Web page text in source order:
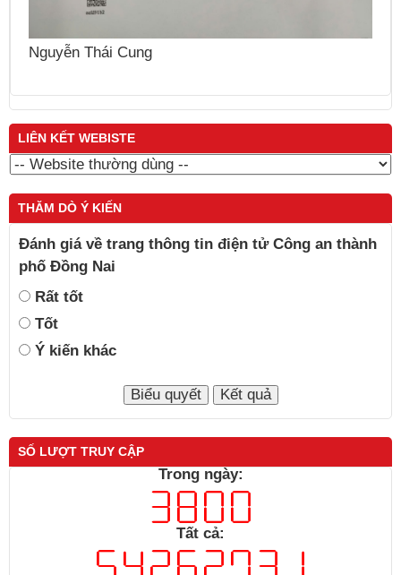
LIÊN KẾT WEBISTE
THĂM DÒ Ý KIẾN
Đánh giá về trang thông tin điện tử Công an thành
phố Đồng Nai
Rất tốt
Tốt
Ý kiến khác
SỐ LƯỢT TRUY CẬP
Trong ngày:
Tất cả: